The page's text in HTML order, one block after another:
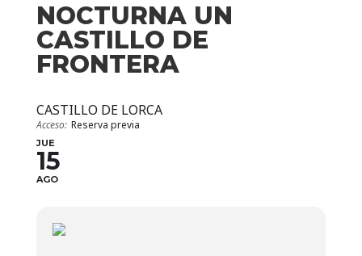
NOCTURNA UN
CASTILLO DE
FRONTERA
CASTILLO DE LORCA
Acceso: Reserva previa
JUE
15
AGO